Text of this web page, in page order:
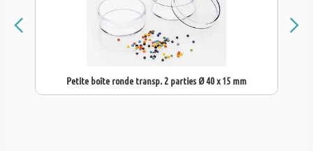
Petite boîte ronde transp. 2 parties Ø 40 x 15 mm